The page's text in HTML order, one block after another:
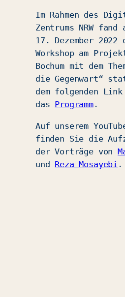
Im Rahmen des
Zentrums NRW fand
17. Dezember
Workshop am
Bochum mit dem
die Gegenwart“
dem folgenden
das Programm.
Auf unserem
finden Sie die
der Vorträge von
und Reza Mosayebi .